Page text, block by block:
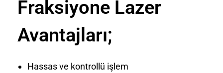
Fraksiyone Lazer
Avantajları;
Hassas ve kontrollü işlem